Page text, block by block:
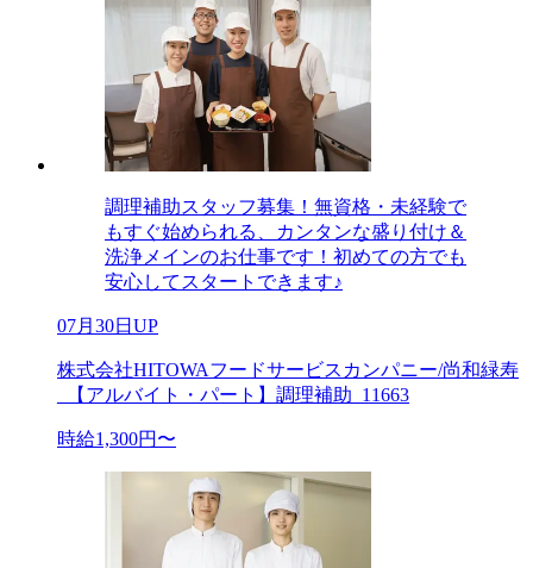
調理補助スタッフ募集！無資格・未経験で
もすぐ始められる、カンタンな盛り付け＆
洗浄メインのお仕事です！初めての方でも
安心してスタートできます♪
07月30日UP
株式会社HITOWAフードサービスカンパニー/尚和緑寿
_【アルバイト・パート】調理補助_11663
時給1,300円〜